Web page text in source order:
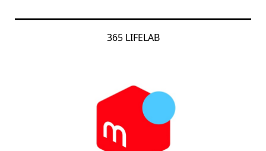
365 LIFELAB